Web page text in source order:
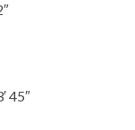
45″